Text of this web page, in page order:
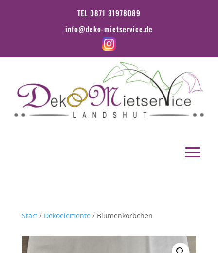
TEL 0871 31978089
info@deko-mietservice.de
Start/ Dekoelemente / Blumenkörbchen